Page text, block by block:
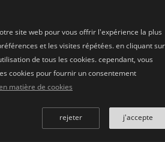
de
couleurs
K | Stone les meublesK | Stone
intérieures. rang inférieur, de
blanc neige
gris béton
anthracite foncé
site web pour vous offrir l'expérience la plus
et les visites répétées. en cliquant sur
de tous les cookies. cependant, vous
cookies pour fournir un consentement
matière de cookies
j'accepte
rejeter